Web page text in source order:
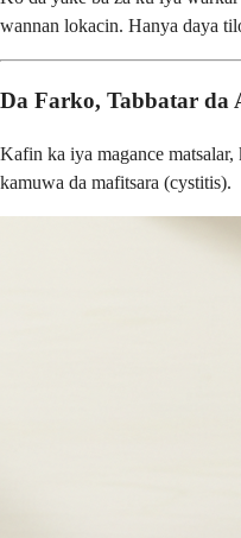
wannan lokacin. Hanya daya
Da Farko, Tabbatar da
Kafin ka iya magance
kamuwa da mafitsara (cystitis).